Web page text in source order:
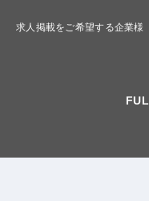
求人掲載をご希望する企業様